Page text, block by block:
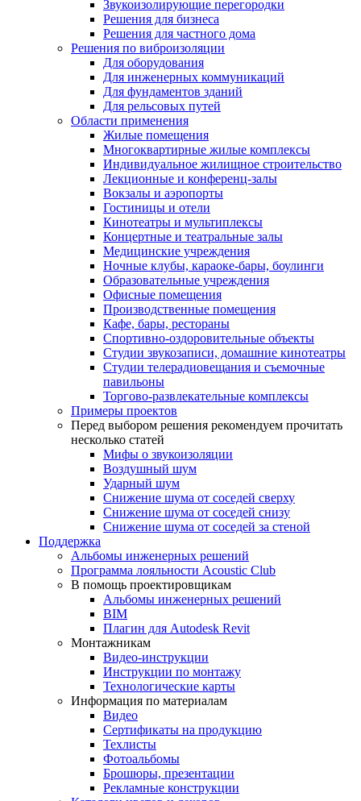
Звукоизолирующие перегородки
Решения для бизнеса
Решения для частного дома
Решения по виброизоляции
Для оборудования
Для инженерных коммуникаций
Для фундаментов зданий
Для рельсовых путей
Области применения
Жилые помещения
Многоквартирные жилые комплексы
Индивидуальное жилищное строительство
Лекционные и конференц-залы
Вокзалы и аэропорты
Гостиницы и отели
Кинотеатры и мультиплексы
Концертные и театральные залы
Медицинские учреждения
Ночные клубы, караоке-бары, боулинги
Образовательные учреждения
Офисные помещения
Производственные помещения
Кафе, бары, рестораны
Спортивно-оздоровительные объекты
Студии звукозаписи, домашние кинотеатры
Студии телерадиовещания и съемочные
павильоны
Торгово-развлекательные комплексы
Примеры проектов
Перед выбором решения рекомендуем прочитать
несколько статей
Мифы о звукоизоляции
Воздушный шум
Ударный шум
Снижение шума от соседей сверху
Снижение шума от соседей снизу
Снижение шума от соседей за стеной
Поддержка
Альбомы инженерных решений
Программа лояльности Acoustic Club
В помощь проектировщикам
Альбомы инженерных решений
BIM
Плагин для Autodesk Revit
Монтажникам
Видео-инструкции
Инструкции по монтажу
Технологические карты
Информация по материалам
Видео
Сертификаты на продукцию
Техлисты
Фотоальбомы
Брошюры, презентации
Рекламные конструкции